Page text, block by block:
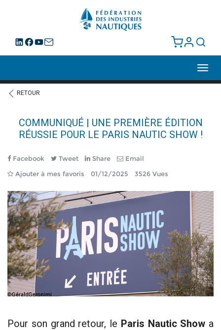
RETOUR
COMMUNIQUÉ | UNE PREMIÈRE ÉDITION
RÉUSSIE POUR LE PARIS NAUTIC SHOW !
Facebook Tweet Share
Email
Ajouter à mes favoris
01/12/2025 3526 Vues
Pour son grand retour, le Paris Nautic Show a